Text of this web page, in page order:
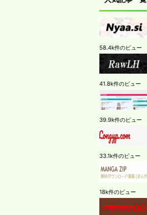
58.4k件のビュー
41.8k件のビュー
39.9k件のビュー
33.1k件のビュー
18k件のビュー